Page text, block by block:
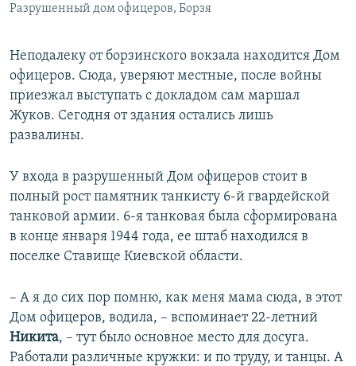
Разрушенный дом офицеров, Борзя
Неподалеку от борзинского вокзала находится Дом
офицеров. Сюда, уверяют местные, после войны
приезжал выступать с докладом сам маршал
Жуков. Сегодня от здания остались лишь
развалины.
У входа в разрушенный Дом офицеров стоит в
полный рост памятник танкисту 6-й гвардейской
танковой армии. 6-я танковая была сформирована
в конце января 1944 года, ее штаб находился в
поселке Ставище Киевской области.
– А я до сих пор помню, как меня мама сюда, в этот
Дом офицеров, водила, – вспоминает 22-летний
Никита, – тут было основное место для досуга.
Работали различные кружки: и по труду, и танцы. А